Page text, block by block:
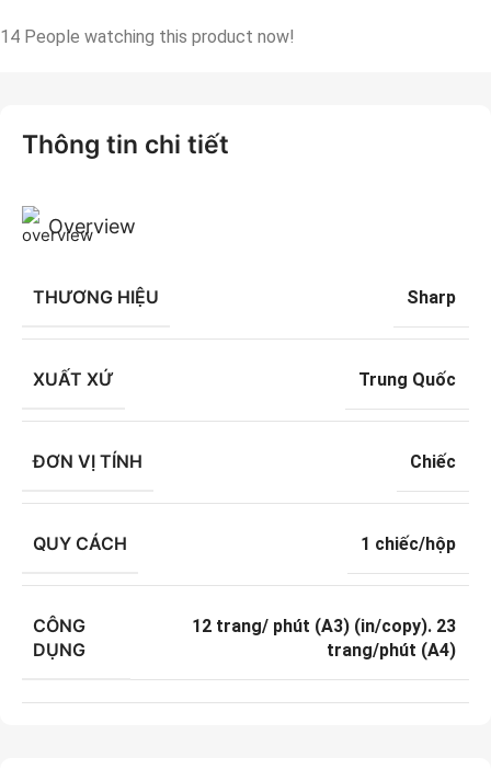
14 People watching this product now!
Thông tin chi tiết
Overview
THƯƠNG HIỆU Sharp
XUẤT XỨ Trung Quốc
ĐƠN VỊ TÍNH Chiếc
QUY CÁCH 1 chiếc/hộp
CÔNG
DỤNG
12 trang/ phút (A3) (in/copy). 23
trang/phút (A4)